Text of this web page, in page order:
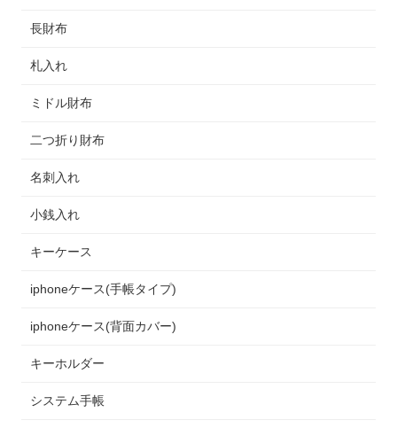
長財布
札入れ
ミドル財布
二つ折り財布
名刺入れ
小銭入れ
キーケース
iphoneケース(手帳タイプ)
iphoneケース(背面カバー)
キーホルダー
システム手帳